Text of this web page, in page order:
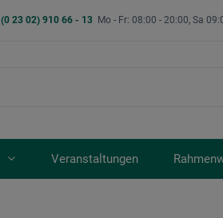
(0 23 02) 910 66 - 13 Mo - Fr: 08:00 - 20:00, Sa
Veranstaltungen